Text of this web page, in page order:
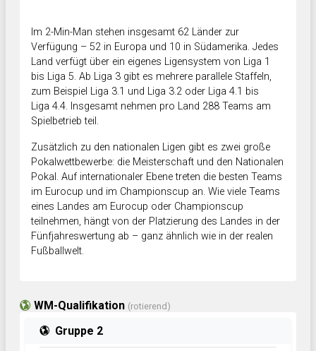
Im 2-Min-Man stehen insgesamt 62 Länder zur
Verfügung – 52 in Europa und 10 in Südamerika. Jedes
Land verfügt über ein eigenes Ligensystem von Liga 1
bis Liga 5. Ab Liga 3 gibt es mehrere parallele Staffeln,
zum Beispiel Liga 3.1 und Liga 3.2 oder Liga 4.1 bis
Liga 4.4. Insgesamt nehmen pro Land 288 Teams am
Spielbetrieb teil.
Zusätzlich zu den nationalen Ligen gibt es zwei große
Pokalwettbewerbe: die Meisterschaft und den Nationalen
Pokal. Auf internationaler Ebene treten die besten Teams
im Eurocup und im Championscup an. Wie viele Teams
eines Landes am Eurocup oder Championscup
teilnehmen, hängt von der Platzierung des Landes in der
Fünfjahreswertung ab – ganz ähnlich wie in der realen
Fußballwelt.
WM-Qualifikation (rotierend)
Gruppe 2